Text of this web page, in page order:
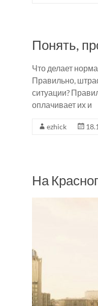
Понять,
Что делает
Правильно,
ситуации?
оплачивает их и
ezhick
На